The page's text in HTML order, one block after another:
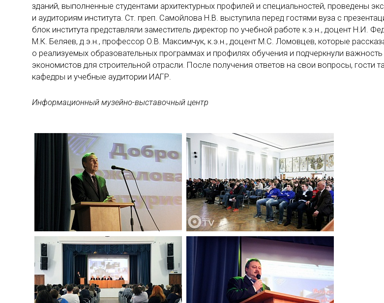
зданий, выполненные студентами архитектурных профилей и специальностей, проведены
и аудиториям института. Ст. преп. Самойлова Н.В. выступила перед гостями вуза с
блок института представляли заместитель директор по учебной работе к.э.н., доцент Н.И.
М.К. Беляев, д.э.н., профессор О.В. Максимчук, к.э.н., доцент М.С. Ломовцев, которые
о реализуемых образовательных программах и профилях обучения и подчеркнули важность
экономистов для строительной отрасли. После получения ответов на свои вопросы, гости
кафедры и учебные аудитории ИАГР.
Информационный музейно-выставочный центр